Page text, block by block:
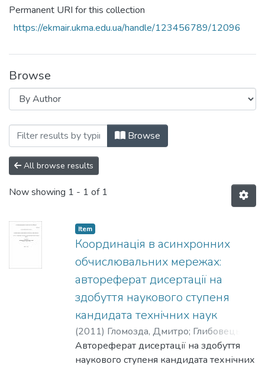
Permanent URI for this collection
https://ekmair.ukma.edu.ua/handle/123456789/12096
Browse
Browsing 01.05.03 - математичне та
Browse
All browse results
Now showing 1 - 1 of 1
Item
Координація в асинхронних
обчислювальних мережах:
автореферат дисертації на
здобуття наукового ступеня
кандидата технічних наук
(2011) Гломозда, Дмитро; Глибовець,
Микола
Автореферат дисертації на здобуття
наукового ступеня кандидата технічних